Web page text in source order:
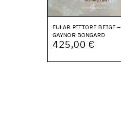
FULAR PITTORE BEIGE –
GAYNOR BONGARD
425,00 €